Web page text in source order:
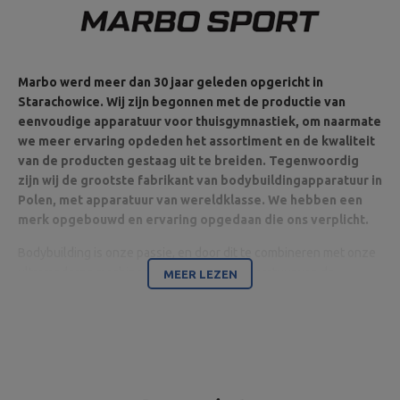
Marbo werd meer dan 30 jaar geleden opgericht in
Starachowice. Wij zijn begonnen met de productie van
eenvoudige apparatuur voor thuisgymnastiek, om naarmate
we meer ervaring opdeden het assortiment en de kwaliteit
van de producten gestaag uit te breiden. Tegenwoordig
zijn wij de grootste fabrikant van bodybuildingapparatuur in
Polen, met apparatuur van wereldklasse. We hebben een
merk opgebouwd en ervaring opgedaan die ons verplicht.
ultramoderne machines zijn wij in staat apparatuur van de
hoogste kwaliteit te leveren, gemaakt met aandacht voor detail
MEER LEZEN